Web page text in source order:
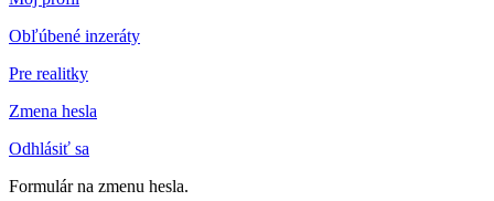
Obľúbené inzeráty
Pre realitky
Zmena hesla
Odhlásiť sa
Formulár na zmenu hesla.